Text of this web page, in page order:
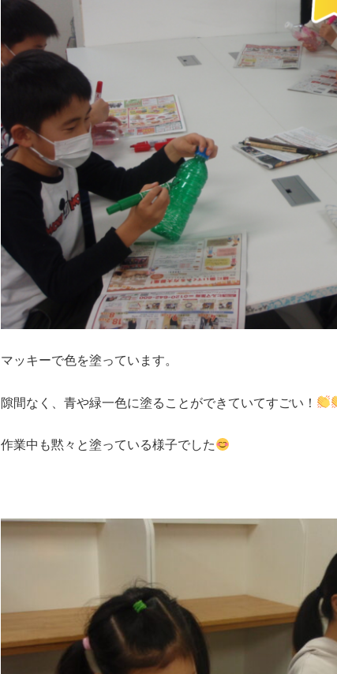
マッキーで色を塗っています。
隙間なく、青や緑一色に塗ることができていてすごい！
作業中も黙々と塗っている様子でした